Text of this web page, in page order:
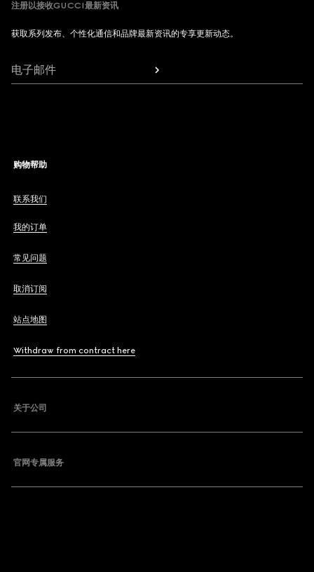
注册以接收GUCCI最新资讯
获取系列发布、个性化通信和品牌最新资讯的专享更新动态。
电子邮件
购物帮助
联系我们
我的订单
常见问题
取消订阅
站点地图
Withdraw from contract here
关于公司
官网专属服务